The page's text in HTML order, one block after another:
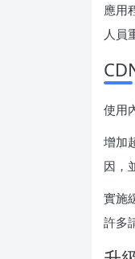
應用
人員
使用
增加
因，
實施
許多